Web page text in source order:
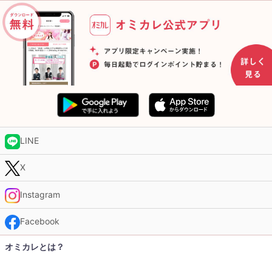
LINE
X
Instagram
Facebook
オミカレとは？